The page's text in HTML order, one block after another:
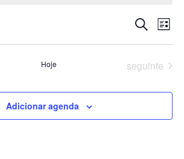
e
de
Procurar
do
Lista
Hoje Eventos
seguinte
Adicionar agenda